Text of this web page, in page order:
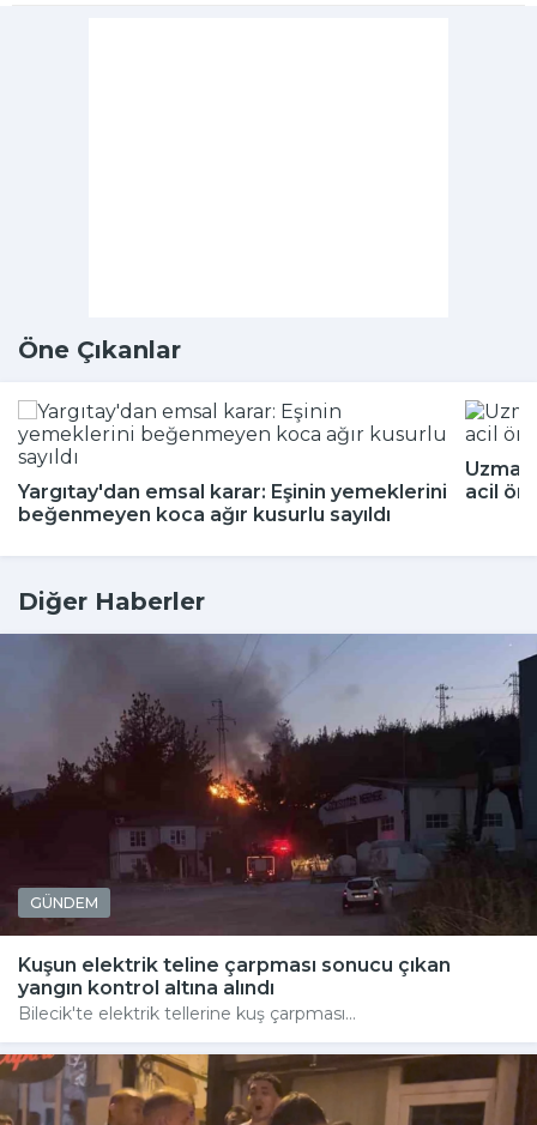
Öne Çıkanlar
Yargıtay'dan emsal karar: Eşinin yemeklerini
beğenmeyen koca ağır kusurlu sayıldı
acil
Diğer Haberler
GÜNDEM
Kuşun elektrik teline çarpması sonucu çıkan
yangın kontrol altına alındı
Bilecik'te elektrik tellerine kuş çarpması...